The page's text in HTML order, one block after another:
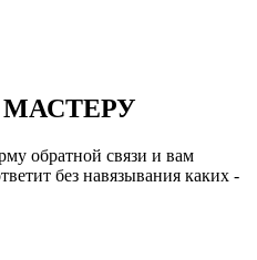
МАСТЕРУ
обратной связи и вам
без навязывания каких -